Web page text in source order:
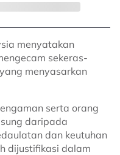
menyatakan
sekeras-
menyasarkan
serta orang
daripada
dan keutuhan
dijustifikasi dalam